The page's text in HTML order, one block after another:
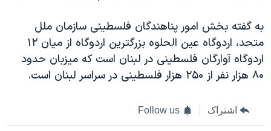
به گفته بخش امور پناهندگان فلسطینی سازمان ملل
متحد، اردوگاه عین الحلوه بزرگترین اردوگاه از میان ۱۲
اردوگاه آوارگان فلسطینی‌ در لبنان است که میزبان حدود
۸۰ هزار نفر از ۲۵۰ هزار فلسطینی در سراسر لبنان است.
اشتراک Follow us